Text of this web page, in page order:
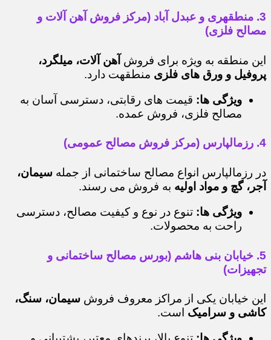
3. منطقهری و عبدل آباد (مرکز فروش آهن آلات و
مصالح فلزی)
این منطقه به ویژه برای فروش آهن آلات، میلگرد،
پروفیل و ورق های فلزی منطقهت دارد.
ویژگی ها: قیمت های رقابتی، دسترسی آسان به
مصالح فلزی، فروش عمده.
4. رزمالپارس (مرکز فروش مصالح عمومی)
در رزمالپارس انواع مصالح ساختمانی از جمله سیمان،
آجر، گچ و مواد اولیه به فروش می رسند.
ویژگی ها: تنوع در نوع و کیفیت مصالح، دسترسی
راحت به محصولات.
5. خیابان بنی هاشم (بورس مصالح ساختمانی و
تجهیزات)
این خیابان یکی از مراکز معروف فروش سیمان، سنگ،
کاشی و سرامیک است.